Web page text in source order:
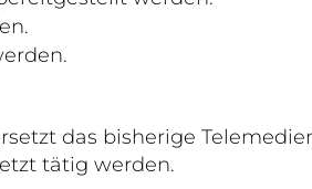
das bisherige
tätig werden.